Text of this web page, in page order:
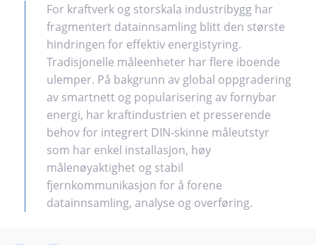
For kraftverk og storskala industribygg har
fragmentert datainnsamling blitt den største
hindringen for effektiv energistyring.
Tradisjonelle måleenheter har flere iboende
ulemper. På bakgrunn av global oppgradering
av smartnett og popularisering av fornybar
energi, har kraftindustrien et presserende
behov for integrert DIN-skinne måleutstyr
som har enkel installasjon, høy
målenøyaktighet og stabil
fjernkommunikasjon for å forene
datainnsamling, analyse og overføring.